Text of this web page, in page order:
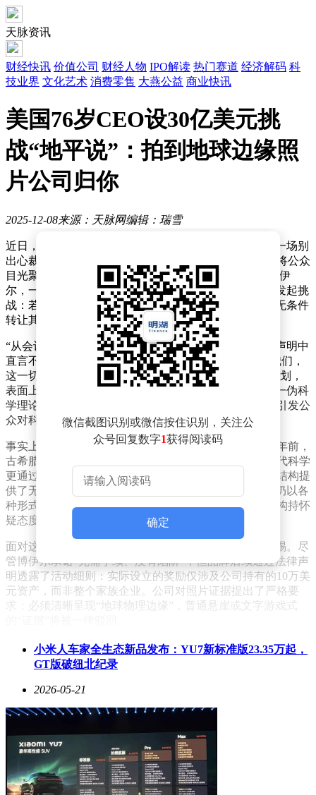
天脉资讯
财经快讯 价值公司 财经人物 IPO解读 热门赛道 经济解码 科
技业界 文化艺术 消费零售 大燕公益 商业快讯
美国76岁CEO设30亿美元挑
战“地平说”：拍到地球边缘照
片公司归你
2025-12-08来源：天脉网编辑：瑞雪
近日，美国知名户外品牌哥伦比亚（Columbia）策划了一场别
出心裁的营销活动，以一种幽默且极具争议性的方式，将公众
目光聚焦于长期存在的“地平说”争议。品牌CEO蒂姆·博伊
尔，一位76岁的亿万富翁，公开向全球“地平说”支持者发起挑
战：若有人能找到地球的“边缘”并拍摄清晰照片，他将无条件
转让其价值30亿美元的家族企业。
“从会议室到咖啡机，整家公司都归你。”博伊尔在活动声明中
直言不讳，“只要你能证明地球有尽头，拍下照片发给我们，
这一切就都是你的。”这场名为“不可能的探险”的营销企划，
表面上看似是一场荒诞的挑战，实则暗含对“地平说”这一伪科
学理论的辛辣讽刺。品牌方希望通过这种夸张的方式，引发公
众对科学真相的关注与讨论。
事实上，人类对地球形状的认知早已超越争议。两千多年前，
古希腊学者便通过观测月食等现象推断地球为球体；现代科学
更通过船舶航迹、卫星影像等多元证据，为地球的球形结构提
供了无可辩驳的证明。然而，自19世纪以来，“地平说”仍以各
种形式在部分群体中流传，其支持者往往对主流科学机构持怀
疑态度，甚至拒绝接受任何与之相悖的证据。
面对这场看似“慷慨”的挑战，哥伦比亚公司并未放松警惕。尽
管博伊尔承诺“无需手续、没有陷阱”，但品牌后续通过法律声
明透露了活动细则：实际设立的奖励仅涉及公司持有的10万美
元资产，而非整个家族企业。公司对照片证据提出了严格要
求：必须清晰呈现“地球物理边缘”，普通悬崖或文字游戏式
“我们确保这场挑战不会因‘创造力’或‘捷径’而失去意义。”品
牌方在声明中强调。这场营销活动不仅是一次商业策划，更成
络上引发热议，更多人开始重新审视“地平说”背后的逻辑漏
洞，以及科学共识在当代社会中的重要性。
微信截图识别或微信按住识别，关注公
众号回复数字1获得阅读码
确定
小米人车家全生态新品发布：YU7新标准版23.35万起，
GT版破纽北纪录
2026-05-21